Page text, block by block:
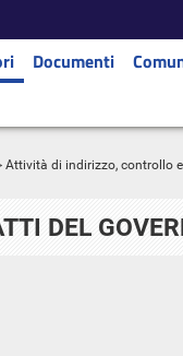
Documenti
Attività di indirizzo, controllo
DEL